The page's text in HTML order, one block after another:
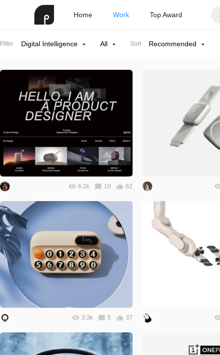
Home Work Top Award
Filter Digital Intelligence All Sort Recommended
6.2k 10 62
3.3k 5 37